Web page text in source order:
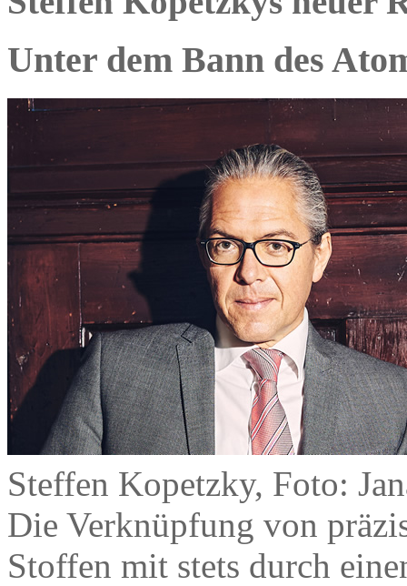
Unter dem Bann des
Steffen Kopetzky, Foto:
Die Verknüpfung von
Stoffen mit stets durch